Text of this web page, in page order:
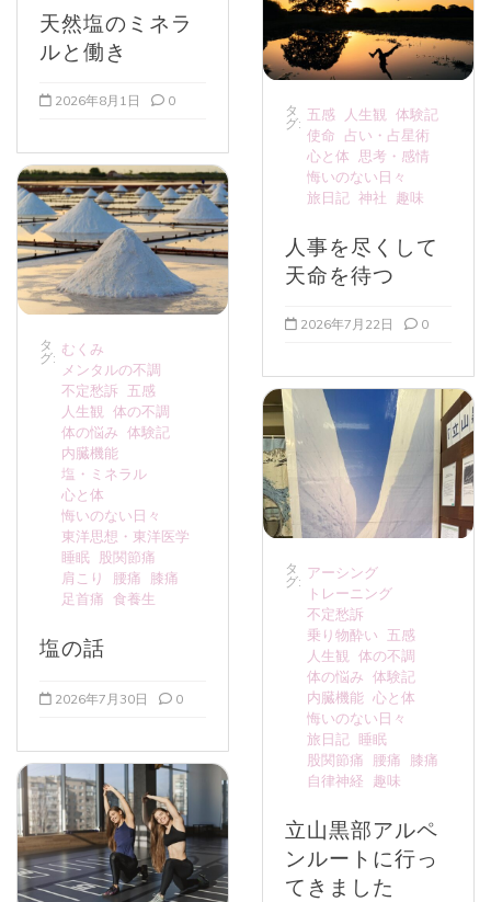
天然塩のミネラ
ルと働き
2026年8月1日 0
タ
グ:
むくみ
メンタルの不調
不定愁訴
五感
人生観 体の不調
体の悩み 体験記
内臓機能
塩・ミネラル
心と体
悔いのない日々
東洋思想・東洋医学
睡眠 股関節痛
肩こり
腰痛
膝痛
足首痛 食養生
塩の話
2026年7月30日 0
タ
グ:
五感 人生観 体験記
使命
占い・占星術
心と体 思考・感情
悔いのない日々
旅日記 神社 趣味
人事を尽くして
天命を待つ
2026年7月22日 0
タ
グ:
アーシング
トレーニング
不定愁訴
乗り物酔い
五感
人生観 体の不調
体の悩み 体験記
内臓機能 心と体
悔いのない日々
旅日記 睡眠
股関節痛
腰痛
膝痛
自律神経
趣味
立山黒部アルペ
ンルートに行っ
てきました